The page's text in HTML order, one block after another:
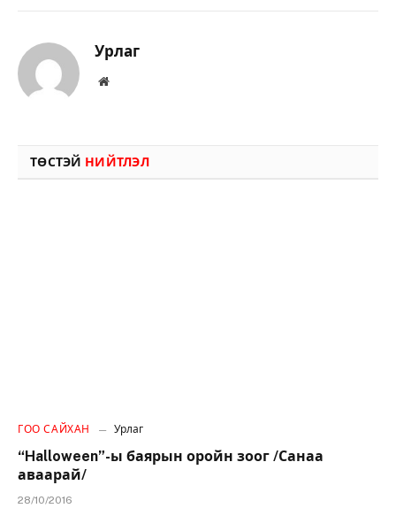
Урлаг
Вэбсайт
ТӨСТЭЙ НИЙТЛЭЛ
ГОО САЙХАН Урлаг
“Halloween”-ы баярын оройн зоог /Санаа
аваарай/
28/10/2016